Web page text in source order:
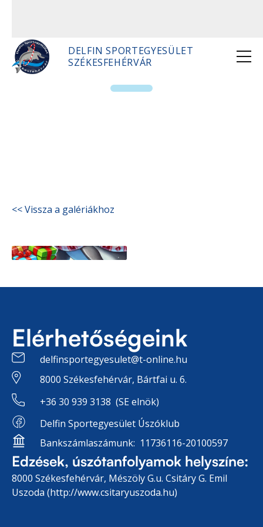
DELFIN SPORTEGYESÜLET
SZÉKESFEHÉRVÁR
<< Vissza a galériákhoz
Elérhetőségeink
delfinsportegyesulet@t-online.hu
8000 Székesfehérvár, Bártfai u. 6.
+36 30 939 3138 (SE elnök)
Delfin Sportegyesület Úszóklub
Bankszámlaszámunk: 11736116-20100597
Edzések, úszótanfolyamok helyszíne:
8000 Székesfehérvár, Mészöly G.u. Csitáry G. Emil
Uszoda (http://www.csitaryuszoda.hu)